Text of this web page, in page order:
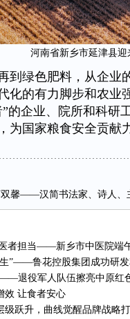
河南省新乡市延津县
到绿色肥料，从企业
化的有力脚步和农业
的企业、院所和科研
为国家粮食安全贡献
馨——汉简书法家、诗人、
者担当——新乡市中医院端
”——鲁花控股集团成功研
退役军人队伍擦亮中原红
效让食者安心
级跃升，曲线觉醒品牌战略